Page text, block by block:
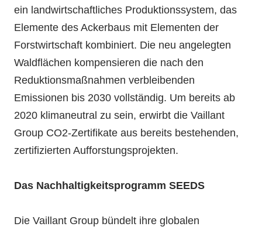
ein landwirtschaftliches Produktionssystem, das
Elemente des Ackerbaus mit Elementen der
Forstwirtschaft kombiniert. Die neu angelegten
Waldflächen kompensieren die nach den
Reduktionsmaßnahmen verbleibenden
Emissionen bis 2030 vollständig. Um bereits ab
2020 klimaneutral zu sein, erwirbt die Vaillant
Group CO2-Zertifikate aus bereits bestehenden,
zertifizierten Aufforstungsprojekten.
Das Nachhaltigkeitsprogramm SEEDS
Die Vaillant Group bündelt ihre globalen